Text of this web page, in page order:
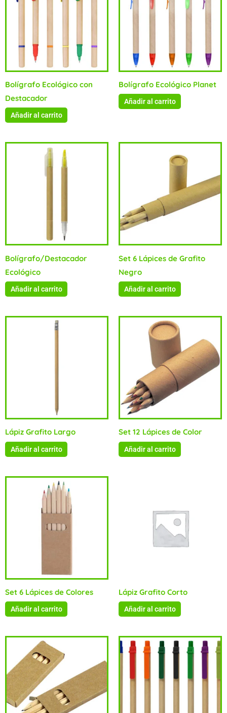
Bolígrafo Ecológico con
Destacador
Añadir al carrito
Bolígrafo Ecológico Planet
Añadir al carrito
Bolígrafo/Destacador
Ecológico
Añadir al carrito
Set 6 Lápices de Grafito
Negro
Añadir al carrito
Lápiz Grafito Largo
Añadir al carrito
Set 12 Lápices de Color
Añadir al carrito
Set 6 Lápices de Colores
Añadir al carrito
Lápiz Grafito Corto
Añadir al carrito